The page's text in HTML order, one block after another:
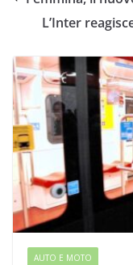
L’Inter
AUTO E MOTO